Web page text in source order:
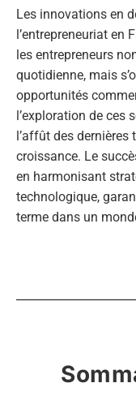
Les innovations en
l’entrepreneuriat en
les entrepreneurs
quotidienne, mais
opportunités
l’exploration de ces
l’affût des
croissance. Le
en harmonisant
technologique,
terme dans un